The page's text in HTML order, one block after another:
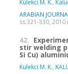
Külekci M. K.,
ARABIAN
ss.321-330, 2010
42.
stir welding
Si Cu)
Kulekci M. K.,